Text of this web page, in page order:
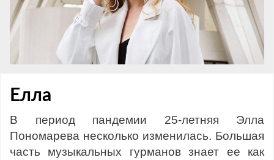
Елла
В период пандемии 25-летняя Элла
Пономарева несколько изменилась. Большая
часть музыкальных гурманов знает ее как